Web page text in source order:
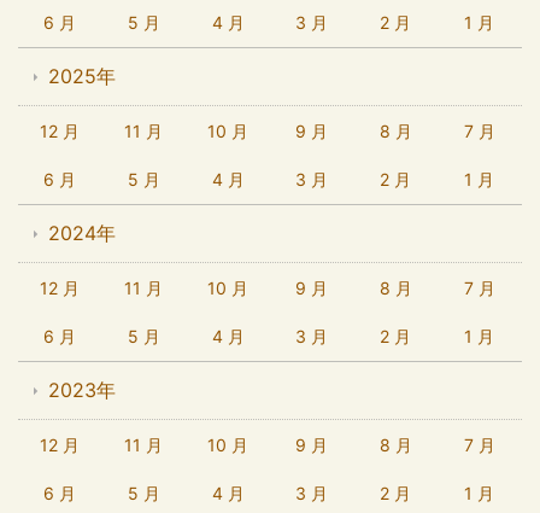
6 月 5 月 4 月 3 月 2 月 1 月
2025年
12 月 11 月 10 月 9 月 8 月 7 月
6 月 5 月 4 月 3 月 2 月 1 月
2024年
12 月 11 月 10 月 9 月 8 月 7 月
6 月 5 月 4 月 3 月 2 月 1 月
2023年
12 月 11 月 10 月 9 月 8 月 7 月
6 月 5 月 4 月 3 月 2 月 1 月